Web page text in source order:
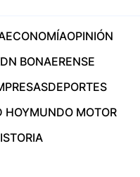
ECONOMÍAOPINIÓN
BONAERENSE
DEPORTES
HOYMUNDO MOTOR